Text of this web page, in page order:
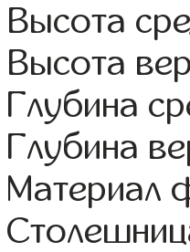
Высота
Высота
Глубина
Глубина
Материал